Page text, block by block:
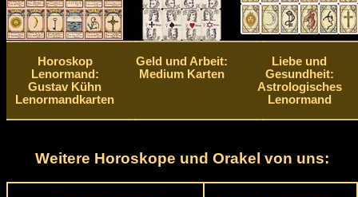
Horoskop
Lenormand:
Gustav Kühn
Lenormandkarten
Geld und Arbeit:
Medium Karten
Liebe und
Gesundheit:
Astrologisches
Lenormand
Weitere Horoskope und Orakel von uns: